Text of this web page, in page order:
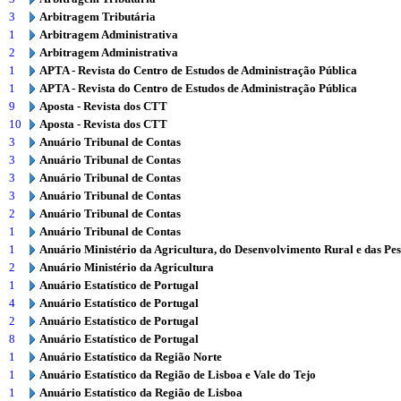
3
Arbitragem Tributária
1
Arbitragem Administrativa
2
Arbitragem Administrativa
1
APTA - Revista do Centro de Estudos de Administração Pública
1
APTA - Revista do Centro de Estudos de Administração Pública
9
Aposta - Revista dos CTT
10
Aposta - Revista dos CTT
3
Anuário Tribunal de Contas
3
Anuário Tribunal de Contas
3
Anuário Tribunal de Contas
3
Anuário Tribunal de Contas
2
Anuário Tribunal de Contas
1
Anuário Tribunal de Contas
1
Anuário Ministério da Agricultura, do Desenvolvimento Rural e das
2
Anuário Ministério da Agricultura
1
Anuário Estatístico de Portugal
4
Anuário Estatístico de Portugal
2
Anuário Estatístico de Portugal
8
Anuário Estatístico de Portugal
1
Anuário Estatístico da Região Norte
1
Anuário Estatístico da Região de Lisboa e Vale do Tejo
1
Anuário Estatístico da Região de Lisboa